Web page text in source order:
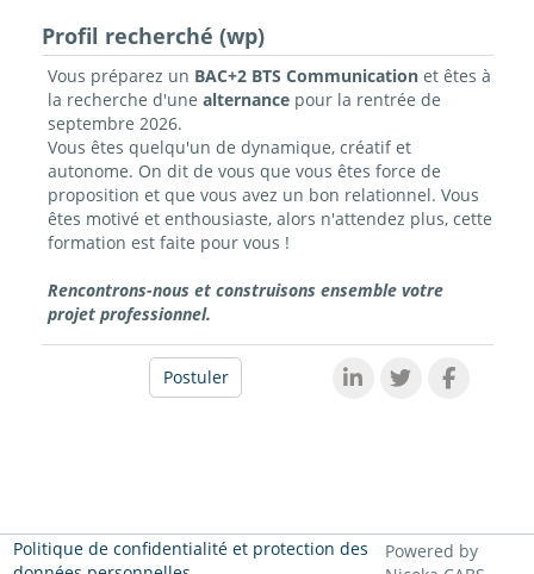
Profil recherché (wp)
Vous préparez un BAC+2 BTS Communication et êtes à
la recherche d'une alternance pour la rentrée de
septembre 2026.
Vous êtes quelqu'un de dynamique, créatif et
autonome. On dit de vous que vous êtes force de
proposition et que vous avez un bon relationnel. Vous
êtes motivé et enthousiaste, alors n'attendez plus, cette
formation est faite pour vous !
Rencontrons-nous et construisons ensemble votre
projet professionnel.
Postuler
Politique de confidentialité et protection des
Powered by